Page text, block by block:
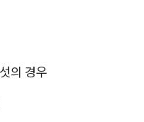
의 경우